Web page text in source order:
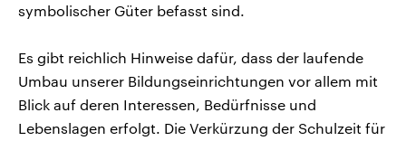
symbolischer Güter befasst sind.
Es gibt reichlich Hinweise dafür, dass der laufende
Umbau unserer Bildungseinrichtungen vor allem mit
Blick auf deren Interessen, Bedürfnisse und
Lebenslagen erfolgt. Die Verkürzung der Schulzeit für